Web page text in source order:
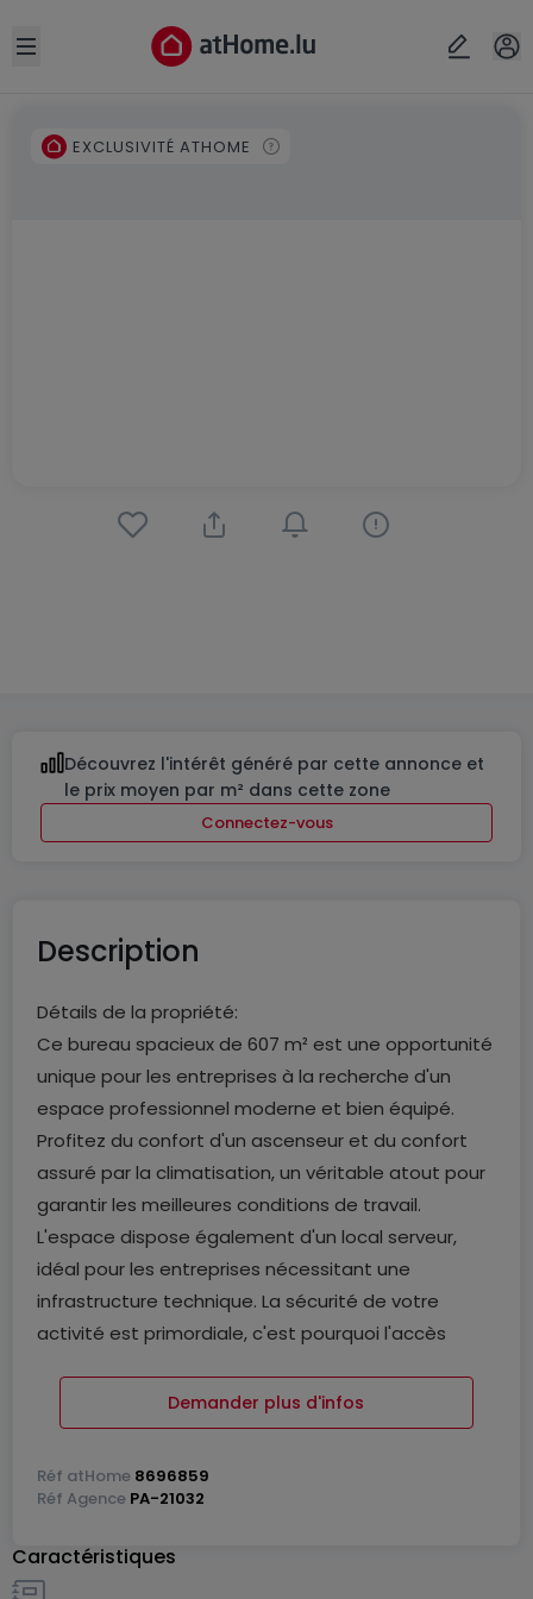
Open sidebar
EXCLUSIVITÉ ATHOME
Découvrez l'intérêt généré par cette annonce et
le prix moyen par m² dans cette zone
Connectez-vous
Description
Détails de la propriété:
Ce bureau spacieux de 607 m² est une opportunité
unique pour les entreprises à la recherche d'un
espace professionnel moderne et bien équipé.
Profitez du confort d'un ascenseur et du confort
assuré par la climatisation, un véritable atout pour
garantir les meilleures conditions de travail.
L'espace dispose également d'un local serveur,
idéal pour les entreprises nécessitant une
infrastructure technique. La sécurité de votre
activité est primordiale, c'est pourquoi l'accès
plus, le bureau bénéficie d'un sol technique
surélevé, offrant flexibilité et praticité pour
Contern, réputé pour son cadre agréable et
professionnel, offre un environnement propice au
Demander plus d'infos
Réf atHome 8696859
Réf Agence PA-21032
Caractéristiques